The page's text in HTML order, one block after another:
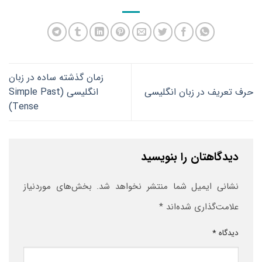
حرف تعریف در زبان انگلیسی
زمان گذشته ساده در زبان
انگلیسی (Simple Past
Tense)
دیدگاهتان را بنویسید
نشانی ایمیل شما منتشر نخواهد شد. بخش‌های موردنیاز
علامت‌گذاری شده‌اند *
دیدگاه*